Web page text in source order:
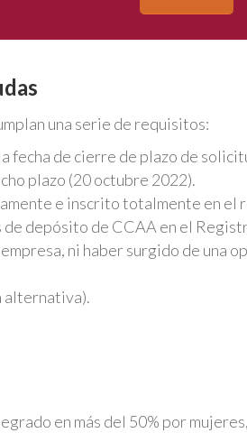
una serie de requisitos:
fecha de cierre de plazo de
plazo (20 octubre 2022).
e inscrito totalmente en
depósito de CCAA en el
ni haber surgido de una
alternativa).
en más del 50% por